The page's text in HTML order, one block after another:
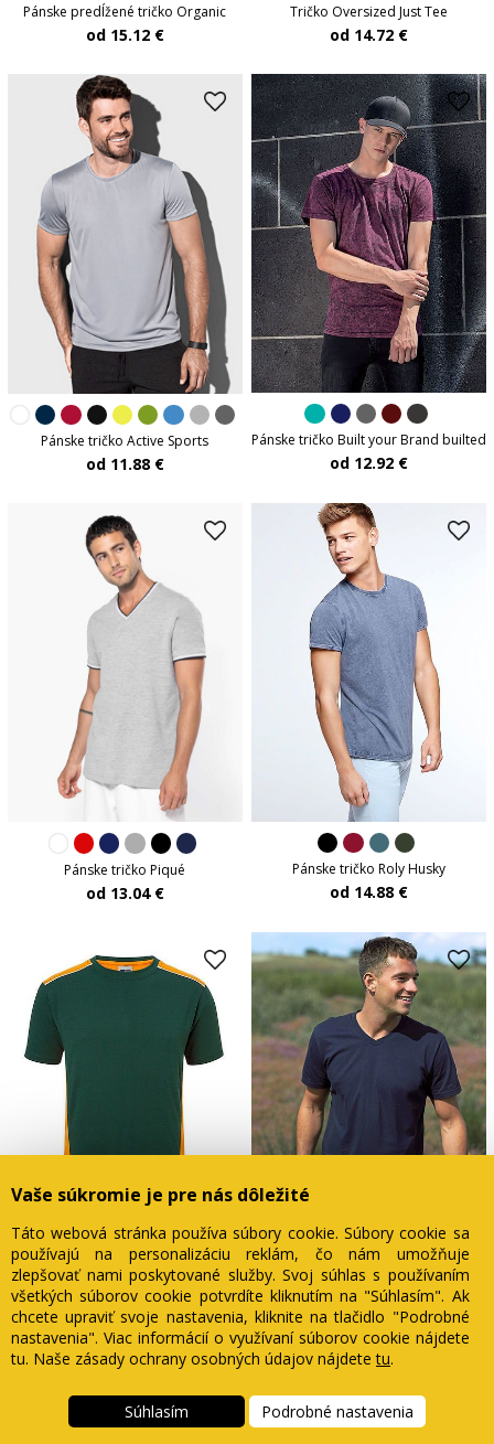
Vaše súkromie je pre nás dôležité
Táto webová stránka používa súbory cookie. Súbory cookie sa
používajú na personalizáciu reklám, čo nám umožňuje
zlepšovať nami poskytované služby. Svoj súhlas s používaním
všetkých súborov cookie potvrdíte kliknutím na "Súhlasím". Ak
chcete upraviť svoje nastavenia, kliknite na tlačidlo "Podrobné
nastavenia". Viac informácií o využívaní súborov cookie nájdete
tu. Naše zásady ochrany osobných údajov nájdetetu.
Súhlasím Podrobné nastavenia
Pánske predĺžené tričko Organic
od 15.12 €
Tričko Oversized Just Tee
od 14.72 €
Pánske tričko Active Sports
od 11.88 €
Pánske tričko Built your Brand builted
od 12.92 €
Pánske tričko Piqué
od 13.04 €
Pánske tričko Roly Husky
od 14.88 €
Pánske tričko Garden
od 20.88 €
Pánske tričko Neutral V-Neck
od 15.88 €